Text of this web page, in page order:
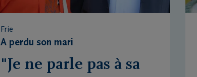
Frie
A perdu son mari
"Je ne parle pas à sa